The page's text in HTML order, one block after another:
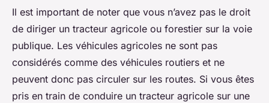
Il est important de noter que vous n’avez pas le droit
de diriger un tracteur agricole ou forestier sur la voie
publique. Les véhicules agricoles ne sont pas
considérés comme des véhicules routiers et ne
peuvent donc pas circuler sur les routes. Si vous êtes
pris en train de conduire un tracteur agricole sur une